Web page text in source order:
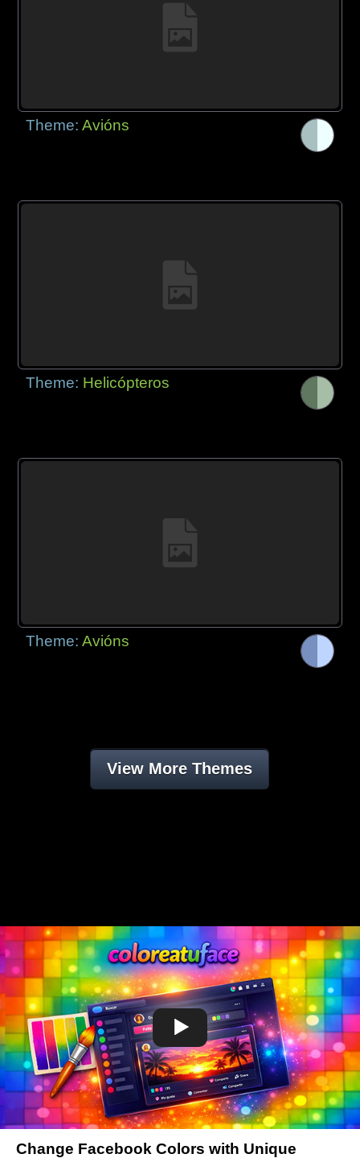
Theme:Avións
Theme: Helicópteros
Theme:Avións
View More Themes
Change Facebook Colors with Unique